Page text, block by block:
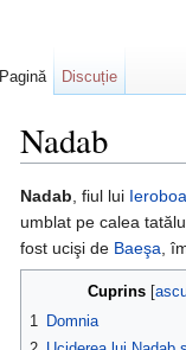
Nadab
Nadab, fiul lui
umblat pe calea
fost ucişi de Baeşa,
Cuprins[
1 Domnia
Pagină Discuție